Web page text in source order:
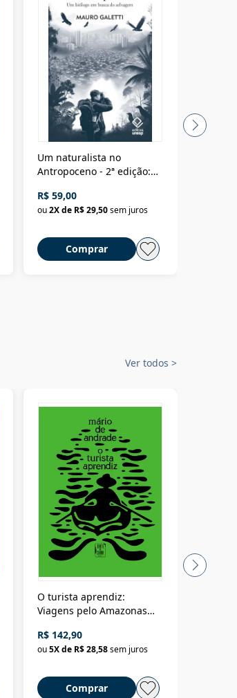
Um naturalista no
Antropoceno - 2ª edição:
selvagem
R$ 59,00
ou2X de R$ 29,50sem juros
Comprar
Ver todos >
O turista aprendiz:
Viagens pelo Amazonas
até a Bolívia e por Marajó
até dizer chega
R$ 142,90
ou5X de R$ 28,58sem juros
Comprar